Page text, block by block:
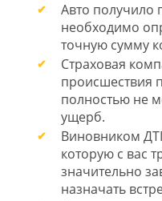
Авто получило
необходимо
точную сумму
Страховая
происшествия
полностью не
ущерб.
Виновником
которую с вас
значительно
назначать